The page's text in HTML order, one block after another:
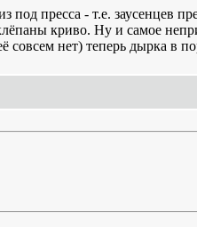
пресса - т.е. заусенцев
криво. Ну и самое
совсем нет) теперь дырка в